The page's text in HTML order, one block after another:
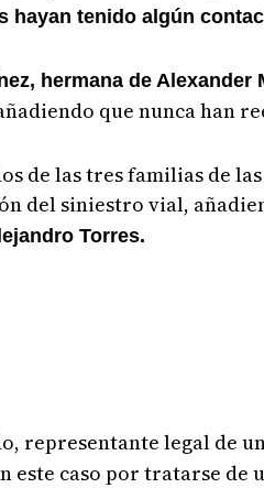
hayan tenido algún
hermana de
que nunca han
de las tres familias de
del siniestro vial,
Torres.
representante legal de
este caso por tratarse de